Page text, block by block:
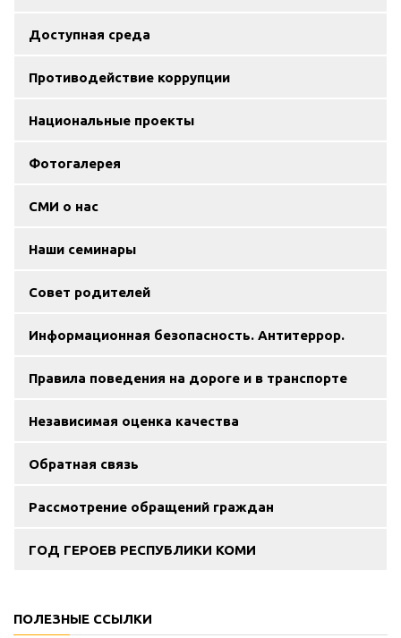
Доступная среда
Противодействие коррупции
Национальные проекты
Фотогалерея
СМИ о нас
Наши семинары
Совет родителей
Информационная безопасность. Антитеррор.
Правила поведения на дороге и в транспорте
Независимая оценка качества
Обратная связь
Рассмотрение обращений граждан
ГОД ГЕРОЕВ РЕСПУБЛИКИ КОМИ
ПОЛЕЗНЫЕ ССЫЛКИ